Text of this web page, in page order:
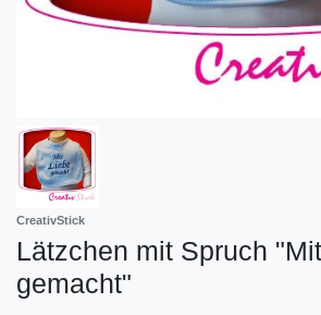
CreativStick
Lätzchen mit Spruch
gemacht"